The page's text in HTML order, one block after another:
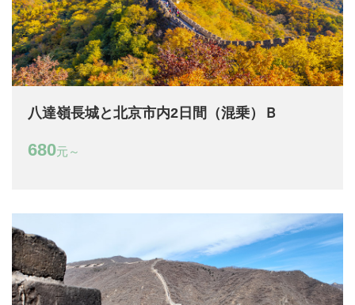
八達嶺長城と北京市内2日間（混乗）Ｂ
680元～